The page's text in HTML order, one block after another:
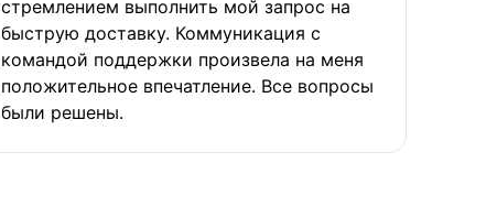
стремлением выполнить мой запрос на
быструю доставку. Коммуникация с
командой поддержки произвела на меня
положительное впечатление. Все вопросы
были решены.